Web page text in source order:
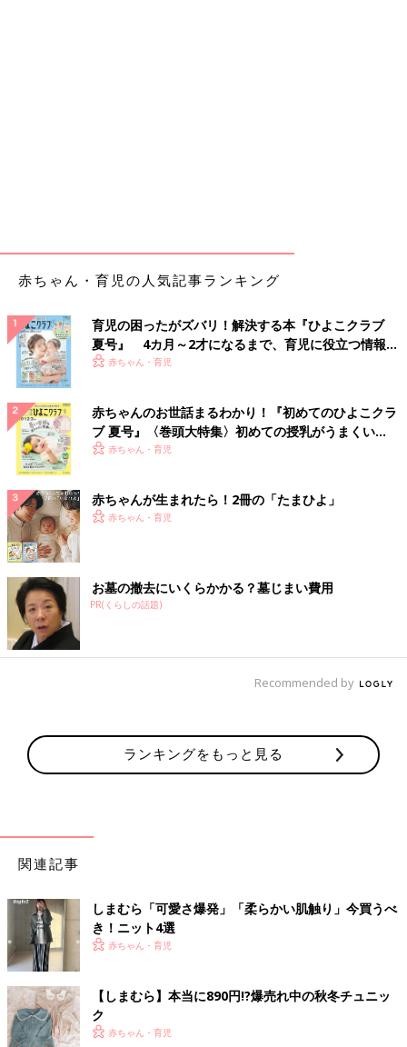
出典：Instagramアカウント「mugi_baby_0702」
mugi_baby_0702さんはこちらのノルディックニットを890円で
ゲットしたそう。プチプラに見えない可愛さで2色買い！冬の定
番柄だから飽きずに着ることができそう。
お気に入りのキャミロンパース2色買い
出典：Instagramアカウント「miki.k0730」
以前も無地のキャミロンパースを買ったことがありそれがとても
よかったそうで、別柄が出てママも大喜び！2色買いしたそうで
す。
即買い！500円トップス
赤ちゃん・育児の人気記事ランキング
育児の困ったがズバリ！解決する本『ひよこクラブ
夏号』 4カ月～2才になるまで、育児に役立つ情報が
いっぱい！
赤ちゃん・育児
赤ちゃんのお世話まるわかり！『初めてのひよこクラ
ブ 夏号』〈巻頭大特集〉初めての授乳がうまくい
く！ おっぱい・ミルクの基本と夏のトラブル 解決テ
赤ちゃん・育児
赤ちゃんが生まれたら！2冊の「たまひよ」
赤ちゃん・育児
お墓の撤去にいくらかかる？墓じまい費用
PR(くらしの話題)
Recommended by
ランキングをもっと見る
関連記事
しまむら「可愛さ爆発」「柔らかい肌触り」今買うべ
き！ニット4選
赤ちゃん・育児
【しまむら】本当に890円!?爆売れ中の秋冬チュニッ
ク
赤ちゃん・育児